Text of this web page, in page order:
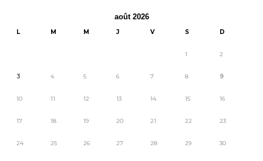
août 2026
L M M J V S D
1 2
3 4 5 6 7 8 9
10 11 12 13 14 15 16
17 18 19 20 21 22 23
24 25 26 27 28 29 30